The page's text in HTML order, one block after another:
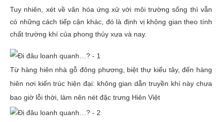
Tuy nhiên, xét về văn hóa ứng xử với môi trường sống thì vẫn
có những cách tiếp cận khác, đó là định vị không gian theo tính
chất trường khí của phong thủy xưa và nay.
Từ hàng hiên nhà gỗ đông phương, biệt thự kiểu tây, đến hàng
hiên nơi kiến trúc hiện đại: không gian dẫn truyền khí này chưa
bao giờ lỗi thời, làm nên nét đặc trưng Hiên Việt